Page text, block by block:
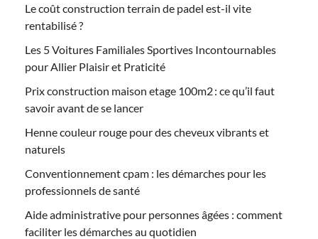
Le coût construction terrain de padel est-il vite
rentabilisé ?
Les 5 Voitures Familiales Sportives Incontournables
pour Allier Plaisir et Praticité
Prix construction maison etage 100m2 : ce qu’il faut
savoir avant de se lancer
Henne couleur rouge pour des cheveux vibrants et
naturels
Conventionnement cpam : les démarches pour les
professionnels de santé
Aide administrative pour personnes âgées : comment
faciliter les démarches au quotidien